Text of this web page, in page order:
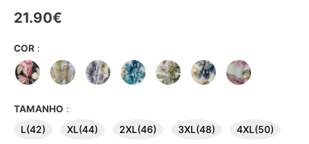
21.90€
COR :
TAMANHO :
L(42) XL(44) 2XL(46) 3XL(48) 4XL(50)